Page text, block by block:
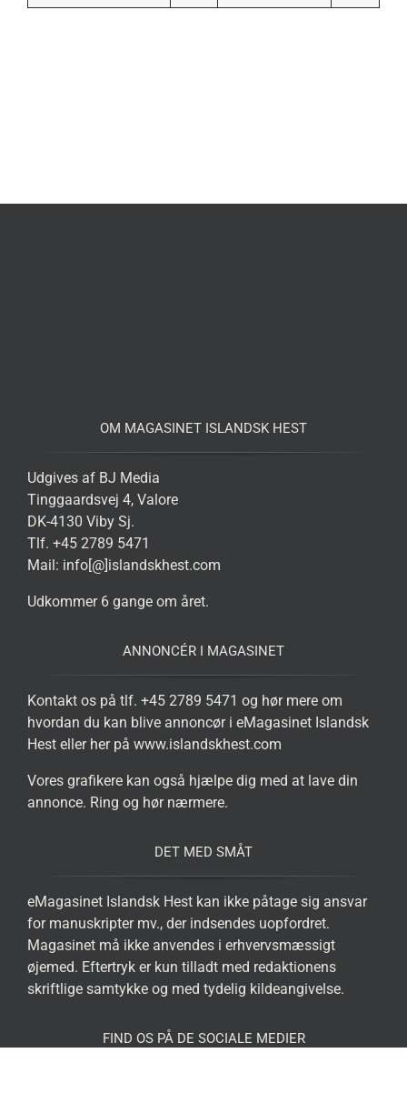
OM MAGASINET ISLANDSK HEST
Udgives af BJ Media
Tinggaardsvej 4, Valore
DK-4130 Viby Sj.
Tlf. +45 2789 5471
Mail: info[@]islandskhest.com
Udkommer 6 gange om året.
ANNONCÉR I MAGASINET
Kontakt os på tlf. +45 2789 5471 og hør mere om
hvordan du kan blive annoncør i eMagasinet Islandsk
Hest eller her på www.islandskhest.com
Vores grafikere kan også hjælpe dig med at lave din
annonce. Ring og hør nærmere.
DET MED SMÅT
eMagasinet Islandsk Hest kan ikke påtage sig ansvar
for manuskripter mv., der indsendes uopfordret.
Magasinet må ikke anvendes i erhvervsmæssigt
øjemed. Eftertryk er kun tilladt med redaktionens
skriftlige samtykke og med tydelig kildeangivelse.
FIND OS PÅ DE SOCIALE MEDIER